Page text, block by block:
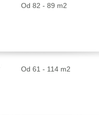
Od 82 - 89 m2
Od 61 - 114 m2